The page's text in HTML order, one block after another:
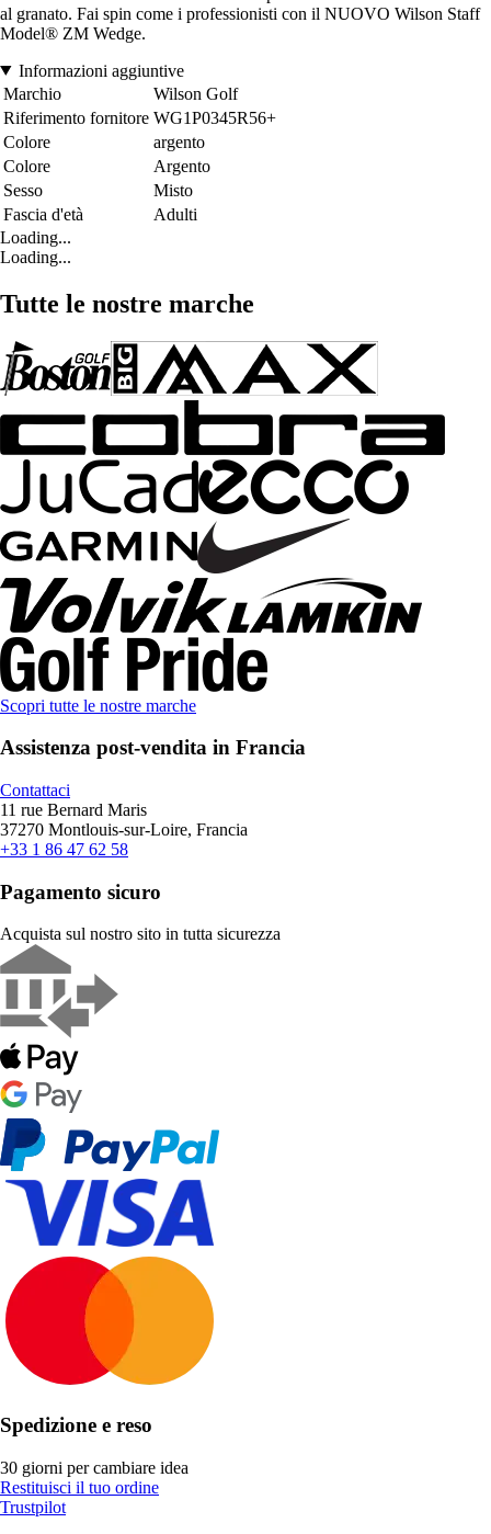
al granato. Fai spin come i professionisti con il NUOVO Wilson Staff
Model® ZM Wedge.
Informazioni aggiuntive
Marchio
Wilson Golf
Riferimento fornitore WG1P0345R56+
Colore
argento
Colore
Argento
Sesso
Misto
Fascia d'età
Adulti
Loading...
Loading...
Tutte le nostre marche
Scopri tutte le nostre marche
Assistenza post-vendita in Francia
Contattaci
11 rue Bernard Maris
37270 Montlouis-sur-Loire, Francia
+33 1 86 47 62 58
Pagamento sicuro
Acquista sul nostro sito in tutta sicurezza
Spedizione e reso
30 giorni per cambiare idea
Restituisci il tuo ordine
Trustpilot